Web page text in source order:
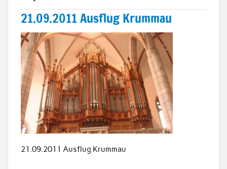
21.09.2011 Ausflug Krummau
21.09.2011 Ausflug Krummau